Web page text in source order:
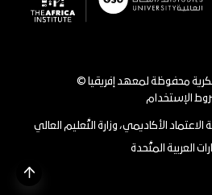
محفوظة لمعهد إفريقيا
الإستخدام
الأكاديمي، وزارة التَّعليم العالي
العربية المتَّحدة